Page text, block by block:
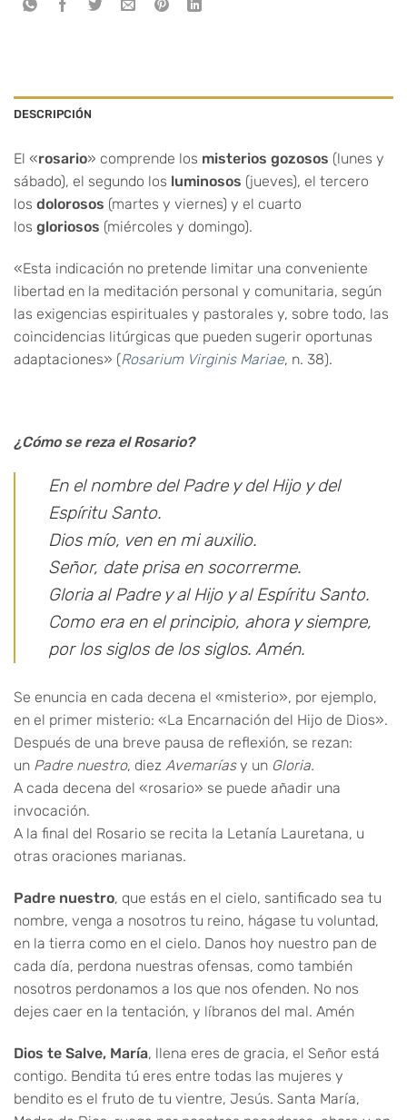
DESCRIPCIÓN
El «rosario» comprende los misterios gozosos (lunes y
sábado), el segundo los luminosos (jueves), el tercero
los dolorosos (martes y viernes) y el cuarto
los gloriosos (miércoles y domingo).
«Esta indicación no pretende limitar una conveniente
libertad en la meditación personal y comunitaria, según
las exigencias espirituales y pastorales y, sobre todo, las
coincidencias litúrgicas que pueden sugerir oportunas
adaptaciones» (Rosarium Virginis Mariae, n. 38).
¿Cómo se reza el Rosario?
En el nombre del Padre y del Hijo y del
Espíritu Santo.
Dios mío, ven en mi auxilio.
Señor, date prisa en socorrerme.
Gloria al Padre y al Hijo y al Espíritu Santo.
Como era en el principio, ahora y siempre,
por los siglos de los siglos. Amén.
Se enuncia en cada decena el «misterio», por ejemplo,
en el primer misterio: «La Encarnación del Hijo de Dios».
Después de una breve pausa de reflexión, se rezan:
un Padre nuestro, diez Avemaríasy un Gloria.
A cada decena del «rosario» se puede añadir una
invocación.
A la final del Rosario se recita la Letanía Lauretana, u
otras oraciones marianas.
Padre nuestro, que estás en el cielo, santificado sea tu
nombre, venga a nosotros tu reino, hágase tu voluntad,
en la tierra como en el cielo. Danos hoy nuestro pan de
cada día, perdona nuestras ofensas, como también
nosotros perdonamos a los que nos ofenden. No nos
dejes caer en la tentación, y líbranos del mal. Amén
Dios te Salve, María, llena eres de gracia, el Señor está
contigo. Bendita tú eres entre todas las mujeres y
bendito es el fruto de tu vientre, Jesús. Santa María,